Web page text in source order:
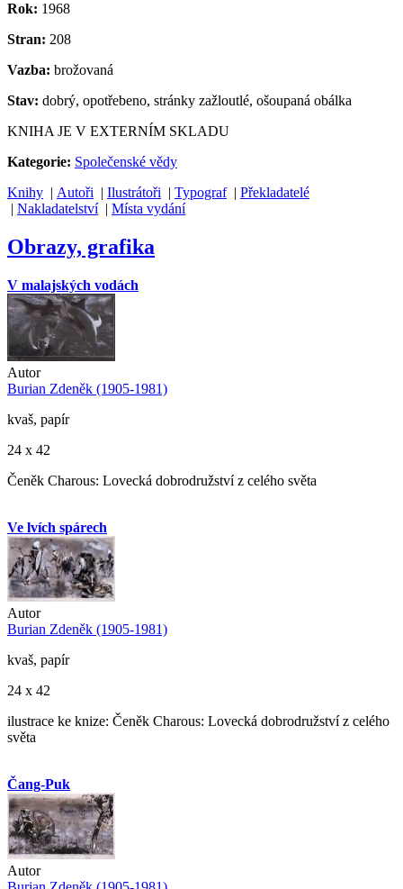
Rok: 1968
Stran: 208
Vazba: brožovaná
Stav: dobrý, opotřebeno, stránky zažloutlé, ošoupaná obálka
KNIHA JE V EXTERNÍM SKLADU
Kategorie: Společenské vědy
Knihy | Autoři | Ilustrátoři | Typograf| Překladatelé
| Nakladatelství| Místa vydání
Obrazy, grafika
V malajských vodách
Autor
Burian Zdeněk (1905-1981)
kvaš, papír
24 x 42
Čeněk Charous: Lovecká dobrodružství z celého světa
Ve lvích spárech
Autor
Burian Zdeněk (1905-1981)
kvaš, papír
24 x 42
ilustrace ke knize: Čeněk Charous: Lovecká dobrodružství z celého
světa
Čang-Puk
Autor